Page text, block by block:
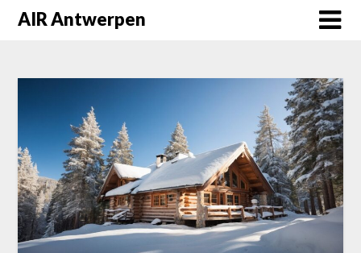
SkipAIR Antwerpen